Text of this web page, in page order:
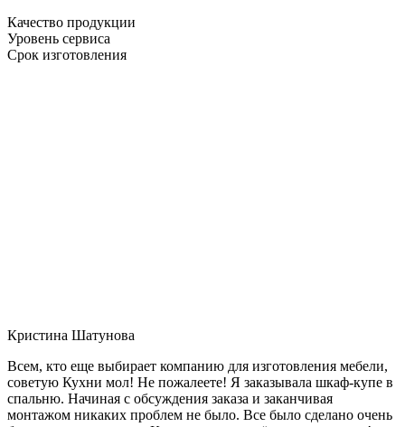
Качество продукции
Уровень сервиса
Срок изготовления
Кристина Шатунова
Всем, кто еще выбирает компанию для изготовления мебели,
советую Кухни мол! Не пожалеете! Я заказывала шкаф-купе в
спальню. Начиная с обсуждения заказа и заканчивая
монтажом никаких проблем не было. Все было сделано очень